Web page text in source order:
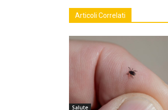
Articoli Correlati
Salute